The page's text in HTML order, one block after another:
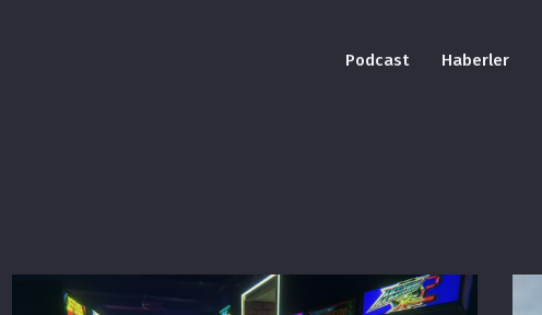
Podcast Haberler